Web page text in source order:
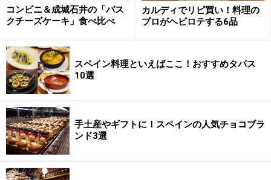
コンビニ＆成城石井の「バス
クチーズケーキ」食べ比べ
カルディでリピ買い！料理の
プロがヘビロテする6品
スペイン料理といえばここ！おすすめタパス
10選
手土産やギフトに！スペインの人気チョコブラ
ンド3選